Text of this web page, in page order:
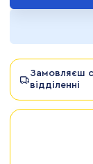
Замовляєш
відділенні